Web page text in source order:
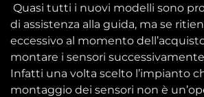
Quasi tutti i nuovi modelli sono
di assistenza alla guida, ma se
eccessivo al momento
montare i sensori
Infatti una volta scelto l’impianto
montaggio dei sensori non è